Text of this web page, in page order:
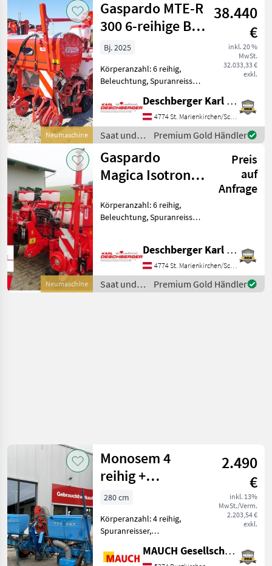
pneumatisch,
Reihendüngerstre
Kverneland
Neumaschine
Gaspardo MTE-R
300 6-reihige BB-
XL Isotronic
Einzelkorn
38.440
€
inkl. 20 %
MwSt.
32.033,33 €
exkl.
Bj. 2025
Körperanzahl: 6 reihig,
Beleuchtung, Spuranreisser,
pneumatisch,
Reihendüngerstreuer,
elektr. Überwachung
Gaspardo MTE-R 300 6-
reihige BB-XL Isotron
Deschberger Karl Landtechnik GesmbH & Co KG
4774 St. Marienkirchen/Schärding
Saat und
Pflege /
Gaspardo
Premium Gold Händler
Neumaschine
Gaspardo
Magica Isotronic
Einzelkornsämaschine
Preis
auf
Anfrage
Körperanzahl: 6 reihig,
Beleuchtung, Spuranreisser,
Überwachung ACHTUNG!!
MASCHIO/GASPARDO – AUF
DEN JETZIGEN PREIS W
Deschberger Karl Landtechnik GesmbH & Co KG
4774 St. Marienkirchen/Schärding
Saat und
Pflege /
Premium Gold Händler
Monosem 4
reihig +
Düngerbehälter
2.490
€
inkl. 13%
MwSt./Verm.
2.203,54 €
exkl.
280 cm
Körperanzahl: 4 reihig,
Spuranreisser,
pneumatisch,
MAUCH Gesellschaft m.b.H. & Co.KG